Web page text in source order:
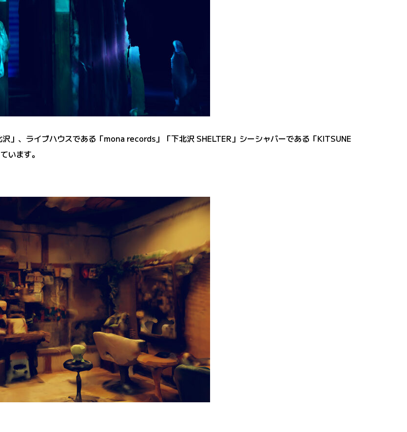
」、ライブハウスである「mona records」「下北沢 SHELTER」シーシャバーである「KITSUNE
います。